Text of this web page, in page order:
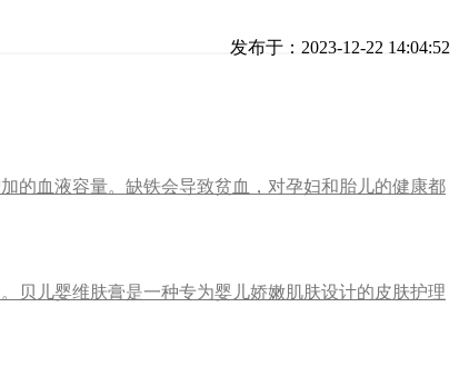
发布于：2023-12-22 14:04:52
的血液容量。缺铁会导致贫血，对孕妇和胎儿的健康都
贝儿婴维肤膏是一种专为婴儿娇嫩肌肤设计的皮肤护理